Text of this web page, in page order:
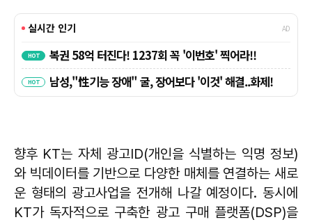
향후 KT는 자체 광고ID(개인을 식별하는 익명 정보)
와 빅데이터를 기반으로 다양한 매체를 연결하는 새로
운 형태의 광고사업을 전개해 나갈 예정이다. 동시에
KT가 독자적으로 구축한 광고 구매 플랫폼(DSP)을